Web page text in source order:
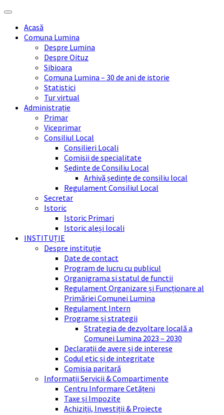
Skip
content
Skip
sidebar
Skip
right
sidebar
Skip
footerAcasă
Comuna Lumina
Despre Lumina
Despre Oituz
Sibioara
Comuna Lumina – 30 de ani de istorie
Statistici
Tur virtual
Administrație
Primar
Viceprimar
Consiliul Local
Consilieri Locali
Comisii de specialitate
Ședinte de Consiliu Local
Arhivă ședințe de consiliu local
Regulament Consiliul Local
Secretar
Istoric
Istoric Primari
Istoric aleși locali
INSTITUȚIE
Despre instituție
Date de contact
Program de lucru cu publicul
Organigrama si statul de functii
Regulament Organizare și Funcționare al
Primăriei Comunei Lumina
Regulament Intern
Programe și strategii
Strategia de dezvoltare locală a
Comunei Lumina 2023 – 2030
Declarații de avere și de interese
Codul etic și de integritate
Comisia paritară
Informații Servicii & Compartimente
Centru Informare Cetățeni
Taxe și Impozite
Achiziții, Investiții & Proiecte